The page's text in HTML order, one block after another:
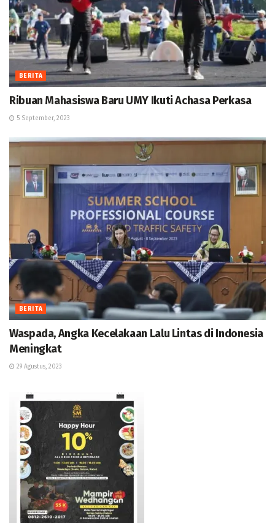
BERITA
Ribuan Mahasiswa Baru UMY Ikuti Achasa Perkasa
5 September, 2023
BERITA
Waspada, Angka Kecelakaan Lalu Lintas di Indonesia
Meningkat
29 Agustus, 2023